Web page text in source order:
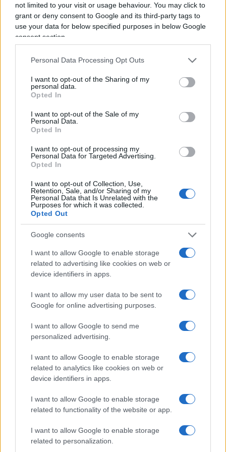
not limited to your visit or usage behaviour. You may click to
grant or deny consent to Google and its third-party tags to
use your data for below specified purposes in below Google
consent section.
Personal Data Processing Opt Outs
I want to opt-out of the Sharing of my
personal data.
Opted In
I want to opt-out of the Sale of my
Personal Data.
Opted In
I want to opt-out of processing my
Personal Data for Targeted Advertising.
Opted In
I want to opt-out of Collection, Use,
Retention, Sale, and/or Sharing of my
Personal Data that Is Unrelated with the
Purposes for which it was collected.
Opted Out
Google consents
I want to allow Google to enable storage
related to advertising like cookies on web or
device identifiers in apps.
I want to allow my user data to be sent to
Google for online advertising purposes.
I want to allow Google to send me
personalized advertising.
I want to allow Google to enable storage
related to analytics like cookies on web or
device identifiers in apps.
I want to allow Google to enable storage
related to functionality of the website or app.
I want to allow Google to enable storage
related to personalization.
Poi per carità, i funzionari Usa sono convinti che
nel lungo periodo l’economia russa soffrirà
sempre più. Anche a causa dello sforzo bellico che
termine l’obiettivo.Gli ucraini stanno
riconquistando porzioni di territorio
. L’industria
bellica è in difficoltà causa ridotte tecnologie
aerei e batterie al litio), e Putin si è già rivolto a
Iran e Nord Corea. Inoltre al vertice di
Samarcanda,Cina e India non sembrano aver dato
a Putin il sostegno sperato:Xi sta acquistando
gasdotti non permette del tutto di sostituire le
esportazioni verso l’Ue. Funzionari Usa e Ue che
sono convinti della bontà delle sanzioni.
ritengono che prima o poi il Cremlino non
riuscirà a tenere in piedi la baracca grazie agli
incassi del metano, magari quando arriverà – se
arriverà – il tetto al prezzo del gas e del petrolio.
costituiscono la quasi totalità dell’economia
russa, ma che l’Eldorado non durerà a lungo
mentre gli altri settori stanno crollando. Però è
anche vero che le intelligence e i governi
occidentali hanno sottostimato gli incassi che lo
Zar avrebbe ottenuto vendendo (meno) gas all’Ue,
ma a caro prezzo.
Lo stesso dicasi per il petrolio: puoi sanzionarlo
India e Cina continuano ad acquistarlo, e pure
l’Arabia Saudita ne prende a sconto, sarà difficile